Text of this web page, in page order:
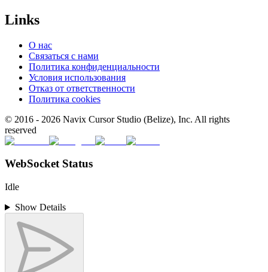
Links
О нас
Связаться с нами
Политика конфиденциальности
Условия использования
Отказ от ответственности
Политика cookies
© 2016 - 2026 Navix Cursor Studio (Belize), Inc. All rights
reserved
WebSocket Status
Idle
Show Details